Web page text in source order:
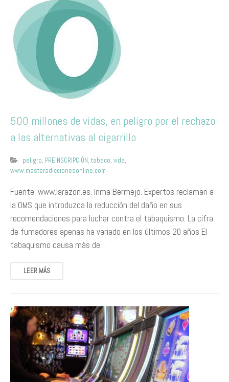
500 millones de vidas, en peligro por el rechazo
a las alternativas al cigarrillo
peligro, PREINSCRIPCIÓN, tabaco, vida,
www.masteradiccionesonline.com
Fuente: www.larazon.es. Inma Bermejo. Expertos reclaman a
la OMS que introduzca la reducción del daño en sus
recomendaciones para luchar contra el tabaquismo. La cifra
de fumadores apenas ha variado en los últimos 20 años El
tabaquismo causa más de…
LEER MÁS